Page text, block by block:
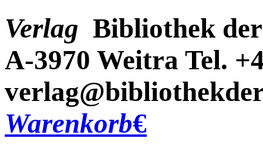
Verlag Bibliothek
A-3970 Weitra Tel.
Warenkorb€